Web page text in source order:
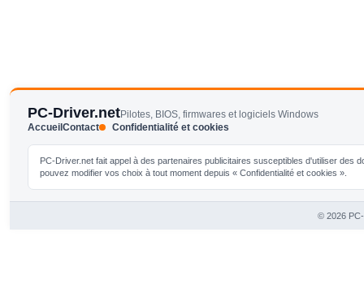
PC-Driver.netPilotes, BIOS, firmwares et logiciels Windows
AccueilContact Confidentialité et cookies
PC-Driver.net fait appel à des partenaires publicitaires susceptibles d'utiliser
pouvez modifier vos choix à tout moment depuis « Confidentialité et cookies ».
© 2026